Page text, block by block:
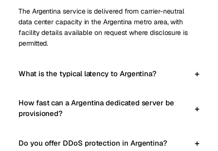
The Argentina service is delivered from carrier-neutral
data center capacity in the Argentina metro area, with
facility details available on request where disclosure is
permitted.
What is the typical latency to Argentina?
How fast can a Argentina dedicated server be
provisioned?
Do you offer DDoS protection in Argentina?